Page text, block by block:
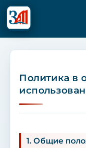
Политика в
1. Общие